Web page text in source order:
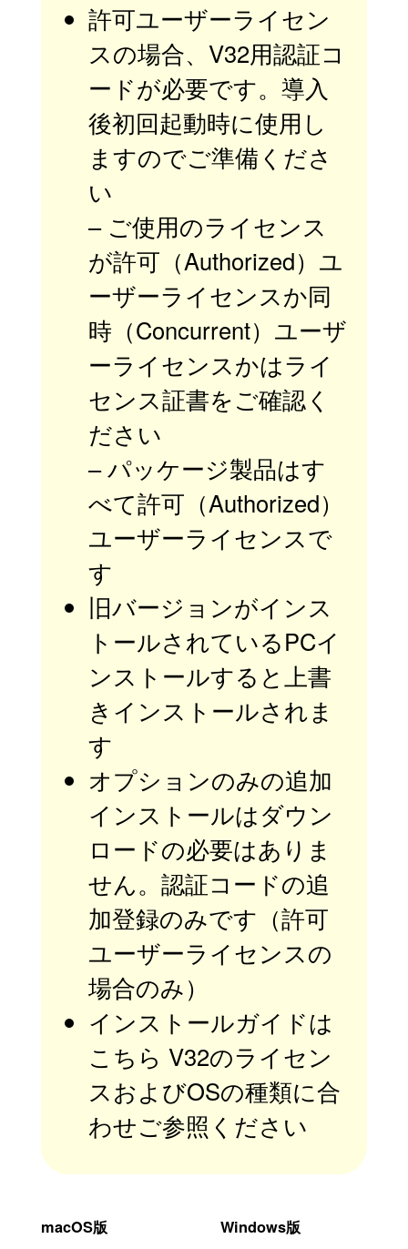
許可ユーザーライセン
スの場合、V32用認証コ
ードが必要です。導入
後初回起動時に使用し
ますのでご準備くださ
い
– ご使用のライセンス
が許可（Authorized）ユ
ーザーライセンスか同
時（Concurrent）ユーザ
ーライセンスかはライ
センス証書をご確認く
ださい
– パッケージ製品はす
べて許可（Authorized）
ユーザーライセンスで
す
旧バージョンがインス
トールされているPCイ
ンストールすると上書
きインストールされま
す
オプションのみの追加
インストールはダウン
ロードの必要はありま
せん。認証コードの追
加登録のみです（許可
ユーザーライセンスの
場合のみ）
インストールガイドは
こちら V32のライセン
スおよびOSの種類に合
わせご参照ください
macOS版 Windows版